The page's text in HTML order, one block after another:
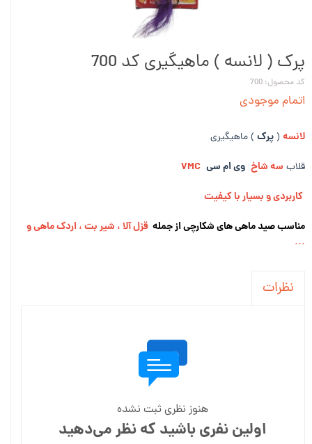
پرک ( لانسه ) ماهیگیری کد 700
کد محصول: 700
اتمام موجودی
لانسه( پرک ) ماهیگیری
قلاب سه شاخ وی ام سی VMC
کاربردی و بسیار با کیفیت
مناسب صید ماهی های شکارچی از جمله قزل آلا ، شیر بت ، اردک ماهی و
...
نظرات
هنوز نظری ثبت نشده
اولین نفری باشید که نظر می‌دهید